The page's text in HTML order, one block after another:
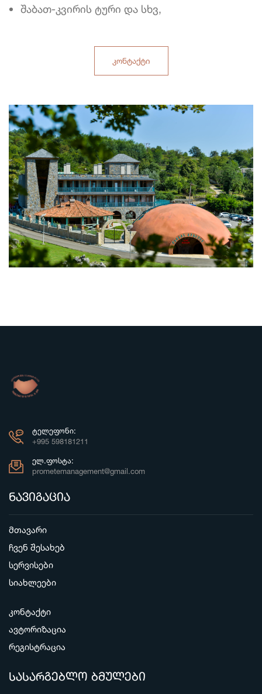
შაბათ-კვირის ტური და სხვ,
კონტაქტი
ᲢᲔᲚᲔᲤᲝᲜᲘ:
+995 598181211
ᲔᲚ.ᲤᲝᲡᲢᲐ:
prometemanagement@gmail.com
ნავიგაცია
მთავარი
ჩვენ შესახებ
სერვისები
სიახლეები
კონტაქტი
ავტორიზაცია
რეგისტრაცია
სასარგებლო ბმულები